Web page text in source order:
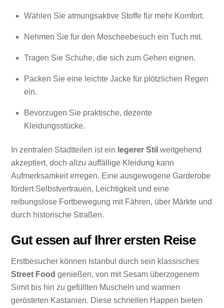
Wählen Sie atmungsaktive Stoffe für mehr Komfort.
Nehmen Sie für den Moscheebesuch ein Tuch mit.
Tragen Sie Schuhe, die sich zum Gehen eignen.
Packen Sie eine leichte Jacke für plötzlichen Regen
ein.
Bevorzugen Sie praktische, dezente
Kleidungsstücke.
In zentralen Stadtteilen ist ein legerer Stil weitgehend
akzeptiert, doch allzu auffällige Kleidung kann
Aufmerksamkeit erregen. Eine ausgewogene Garderobe
fördert Selbstvertrauen, Leichtigkeit und eine
reibungslose Fortbewegung mit Fähren, über Märkte und
durch historische Straßen.
Gut essen auf Ihrer ersten Reise
Erstbesucher können Istanbul durch sein klassisches
Street Food genießen, von mit Sesam überzogenem
Simit bis hin zu gefüllten Muscheln und warmen
gerösteten Kastanien. Diese schnellen Happen bieten